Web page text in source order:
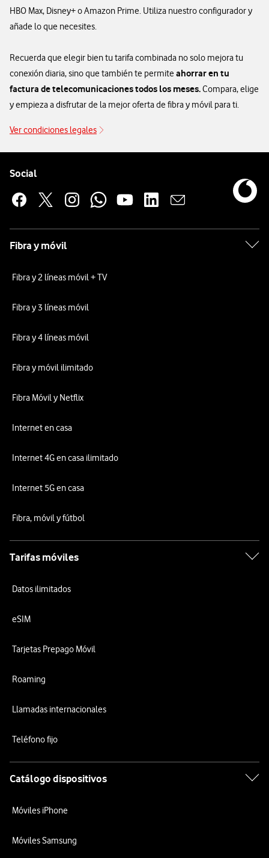
HBO Max, Disney+ o Amazon Prime. Utiliza nuestro configurador y
añade lo que necesites.
Recuerda que elegir bien tu tarifa combinada no solo mejora tu
conexión diaria, sino que también te permite ahorrar en tu
factura de telecomunicaciones todos los meses.Compara, elige
y empieza a disfrutar de la mejor oferta de fibra y móvil para ti.
Ver condiciones legales
Social
Fibra y móvil
Fibra y 2 líneas móvil + TV
Fibra y 3 líneas móvil
Fibra y 4 líneas móvil
Fibra y móvil ilimitado
Fibra Móvil y Netflix
Internet en casa
Internet 4G en casa ilimitado
Internet 5G en casa
Fibra, móvil y fútbol
Tarifas móviles
Datos ilimitados
eSIM
Tarjetas Prepago Móvil
Roaming
Llamadas internacionales
Teléfono fijo
Catálogo dispositivos
Móviles iPhone
Móviles Samsung